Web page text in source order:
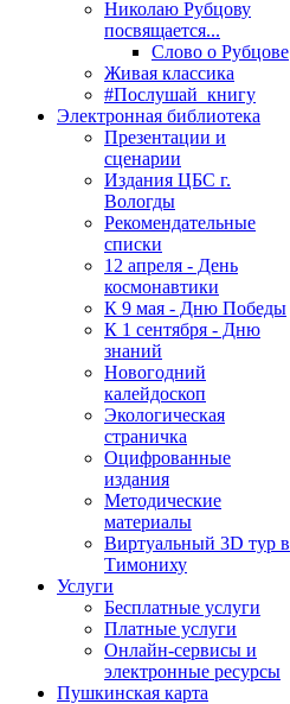
Николаю Рубцову
посвящается...
Слово о Рубцове
Живая классика
#Послушай_книгу
Электронная библиотека
Презентации и
сценарии
Издания ЦБС г.
Вологды
Рекомендательные
списки
12 апреля - День
космонавтики
К 9 мая - Дню Победы
К 1 сентября - Дню
знаний
Новогодний
калейдоскоп
Экологическая
страничка
Оцифрованные
издания
Методические
материалы
Виртуальный 3D тур в
Тимониху
Услуги
Бесплатные услуги
Платные услуги
Онлайн-сервисы и
электронные ресурсы
Пушкинская карта